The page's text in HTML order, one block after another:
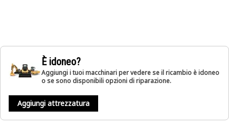
È idoneo?
Aggiungi i tuoi macchinari per vedere se il ricambio è idoneo
o se sono disponibili opzioni di riparazione.
Aggiungi attrezzatura